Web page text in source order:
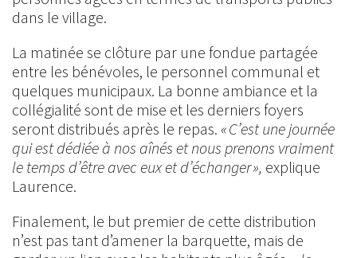
dans le village.
La matinée se clôture par une fondue partagée
entre les bénévoles, le personnel communal et
quelques municipaux. La bonne ambiance et la
collégialité sont de mise et les derniers foyers
seront distribués après le repas. « C’est une journée
qui est dédiée à nos aînés et nous prenons vraiment
le temps d’être avec eux et d’échanger », explique
Laurence.
Finalement, le but premier de cette distribution
n’est pas tant d’amener la barquette, mais de